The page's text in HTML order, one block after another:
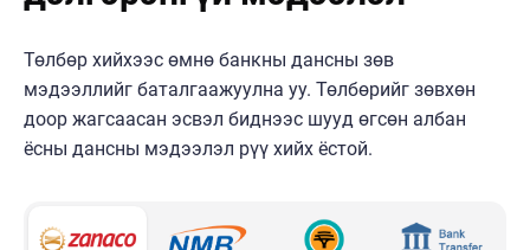
Төлбөр хийхээс өмнө банкны дансны зөв
мэдээллийг баталгаажуулна уу. Төлбөрийг зөвхөн
доор жагсаасан эсвэл биднээс шууд өгсөн албан
ёсны дансны мэдээлэл рүү хийх ёстой.